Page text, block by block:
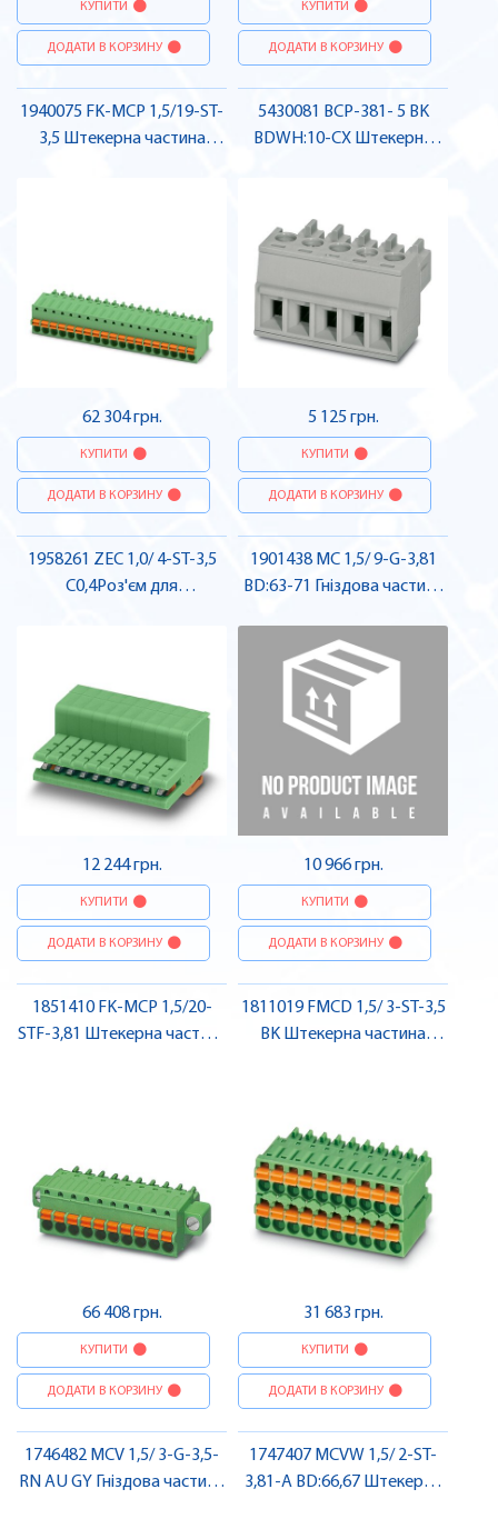
КУПИТИ
ДОДАТИ В КОРЗИНУ
КУПИТИ
ДОДАТИ В КОРЗИНУ
1940075 FK-MCP 1,5/19-ST-
3,5 Штекерна частина
62 304 грн.
КУПИТИ
ДОДАТИ В КОРЗИНУ
5430081 BCP-381- 5 BK
BDWH:10-CX Штекерна
5 125 грн.
КУПИТИ
ДОДАТИ В КОРЗИНУ
1958261 ZEC 1,0/ 4-ST-3,5
C0,4Роз'єм для
12 244 грн.
КУПИТИ
ДОДАТИ В КОРЗИНУ
1901438 MC 1,5/ 9-G-3,81
BD:63-71 Гніздова частина
10 966 грн.
КУПИТИ
ДОДАТИ В КОРЗИНУ
1851410 FK-MCP 1,5/20-
STF-3,81 Штекерна частина
66 408 грн.
КУПИТИ
ДОДАТИ В КОРЗИНУ
1811019 FMCD 1,5/ 3-ST-3,5
BK Штекерна частина
31 683 грн.
КУПИТИ
ДОДАТИ В КОРЗИНУ
1746482 MCV 1,5/ 3-G-3,5-
RN AU GY Гніздова частина
1747407 MCVW 1,5/ 2-ST-
3,81-A BD:66,67 Штекерна